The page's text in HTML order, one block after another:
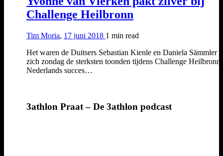
Challenge Heilbronn
Tim Moria, 17 juni 2018 1 min read
Het waren de Duitsers Sebastian Kienle en Daniela Sämmler
zich zondag de sterksten toonden tijdens Challenge Heilbronn.
Nederlands succes…
3athlon Praat – De 3athlon podcast